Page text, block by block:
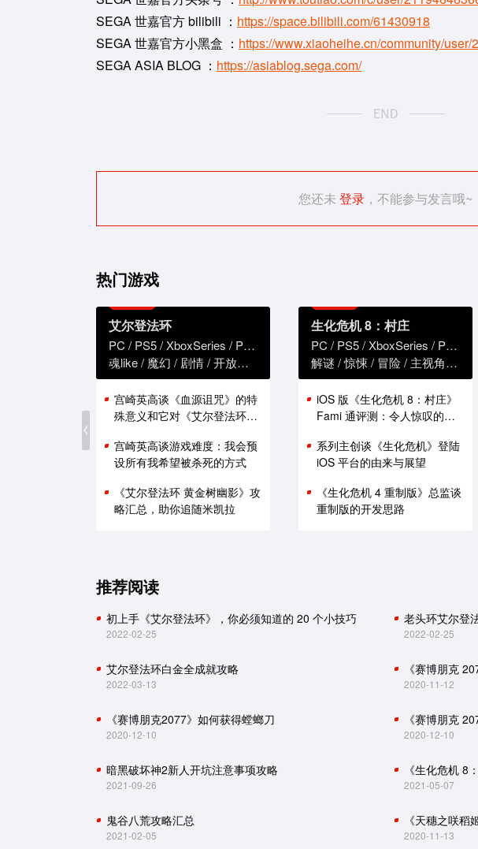
SEGA 世嘉官方 bilibili ： https://space.bilibili.com/61430918
SEGA 世嘉官方小黑盒 ： https://www.xiaoheihe.cn/community/user/
SEGA ASIA BLOG ： https://asiablog.sega.com/
您还未 登录 ，不能参与发言哦~
热门游戏
艾尔登法环
PC PS5 XboxSeries PS4
XboxOne
魂like
魔幻 剧情 开放世界
宫崎英高谈《血源诅咒》的特
殊意义和它对《艾尔登法环》
宫崎英高谈游戏难度：我会预
设所有我希望被杀死的方式
《艾尔登法环 黄金树幽影》攻
略汇总，助你追随米凯拉
生化危机 8：村庄
PC PS5 XboxSeries PS4
解谜 惊悚 冒险 主视角 恐怖
iOS 版《生化危机 8：村庄》
Fami 通评测：令人惊叹的性
系列主创谈《生化危机》登陆
iOS 平台的由来与展望
《生化危机 4 重制版》总监谈
重制版的开发思路
推荐阅读
初上手《艾尔登法环》，你必须知道的 20 个小技巧
2022-02-25
老头环艾尔登
2022-02-25
艾尔登法环白金全成就攻略
2022-03-13
《赛博朋克
2020-11-12
《赛博朋克2077》如何获得螳螂刀
2020-12-10
《赛博朋克
2020-12-10
暗黑破坏神2新人开坑注意事项攻略
2021-09-26
《生化危机 8
2021-05-07
鬼谷八荒攻略汇总
2021-02-05
《天穗之咲稻
2020-11-13